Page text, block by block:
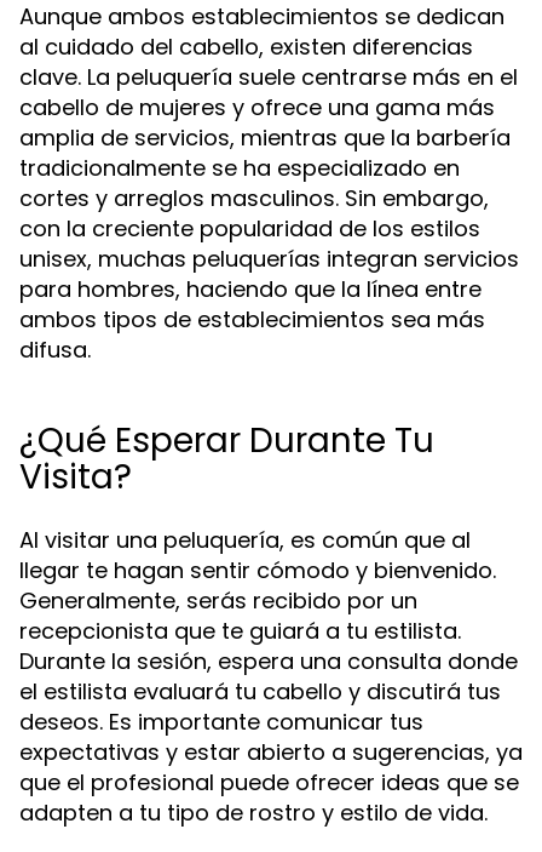
Aunque ambos establecimientos se dedican
al cuidado del cabello, existen diferencias
clave. La peluquería suele centrarse más en el
cabello de mujeres y ofrece una gama más
amplia de servicios, mientras que la barbería
tradicionalmente se ha especializado en
cortes y arreglos masculinos. Sin embargo,
con la creciente popularidad de los estilos
unisex, muchas peluquerías integran servicios
para hombres, haciendo que la línea entre
ambos tipos de establecimientos sea más
difusa.
¿Qué Esperar Durante Tu
Visita?
Al visitar una peluquería, es común que al
llegar te hagan sentir cómodo y bienvenido.
Generalmente, serás recibido por un
recepcionista que te guiará a tu estilista.
Durante la sesión, espera una consulta donde
el estilista evaluará tu cabello y discutirá tus
deseos. Es importante comunicar tus
expectativas y estar abierto a sugerencias, ya
que el profesional puede ofrecer ideas que se
adapten a tu tipo de rostro y estilo de vida.